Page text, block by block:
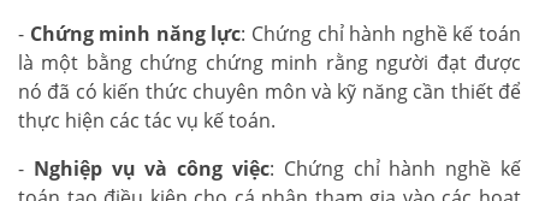
- Chứng minh năng lực: Chứng chỉ hành nghề kế toán
là một bằng chứng chứng minh rằng người đạt được
nó đã có kiến thức chuyên môn và kỹ năng cần thiết để
thực hiện các tác vụ kế toán.
- Nghiệp vụ và công việc: Chứng chỉ hành nghề kế